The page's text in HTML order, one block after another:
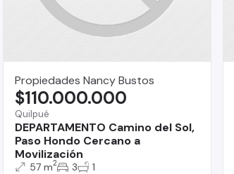
Propiedades Nancy Bustos
Quilpué
DEPARTAMENTO Camino del Sol,
Paso Hondo Cercano a
Movilización
$110.000.000
57 m2 3 1